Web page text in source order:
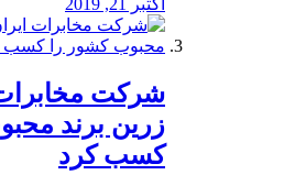
اکتبر 21, 2019
شرکت
زرین برند
کسب کرد